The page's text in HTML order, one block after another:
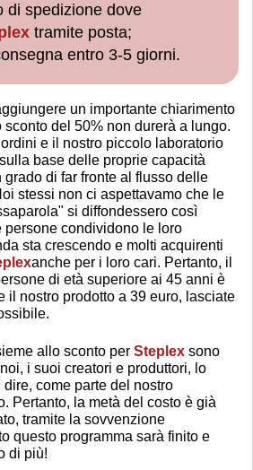
di spedizione dove
tramite posta;
entro 3-5 giorni.
un importante chiarimento
del 50% non durerà a lungo.
e il nostro piccolo laboratorio
sulla base delle proprie capacità
grado di far fronte al flusso delle
stessi non ci aspettavamo che le
si diffondessero così
condividono le loro
sta crescendo e molti acquirenti
anche per i loro cari. Pertanto, il
di età superiore ai 45 anni è
il nostro prodotto a 39 euro, lasciate
allo sconto per Steplex sono
i suoi creatori e produttori, lo
come parte del nostro
Pertanto, la metà del costo è già
tramite la sovvenzione
questo programma sarà finito e
di più!